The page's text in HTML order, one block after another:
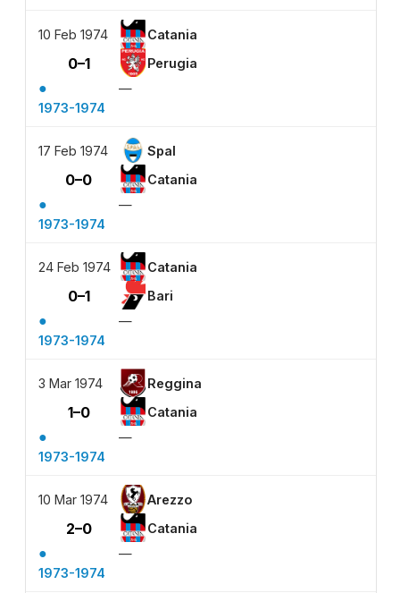
10 Feb 1974 Catania
0–1 Perugia
●
—
1973-1974
17 Feb 1974 Spal
0–0 Catania
●
—
1973-1974
24 Feb 1974 Catania
0–1 Bari
●
—
1973-1974
3 Mar 1974 Reggina
1–0 Catania
●
—
1973-1974
10 Mar 1974 Arezzo
2–0 Catania
●
—
1973-1974